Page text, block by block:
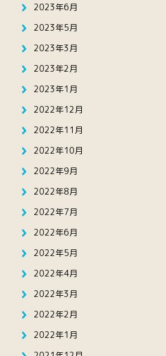
2023年6月
2023年5月
2023年3月
2023年2月
2023年1月
2022年12月
2022年11月
2022年10月
2022年9月
2022年8月
2022年7月
2022年6月
2022年5月
2022年4月
2022年3月
2022年2月
2022年1月